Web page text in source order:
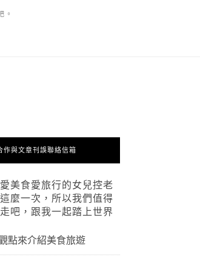
。
作與文章刊誤聯絡信箱
美食愛旅行的女兒控老
麼一次，所以我們值得
吧，跟我一起踏上世界
點來介紹美食旅遊